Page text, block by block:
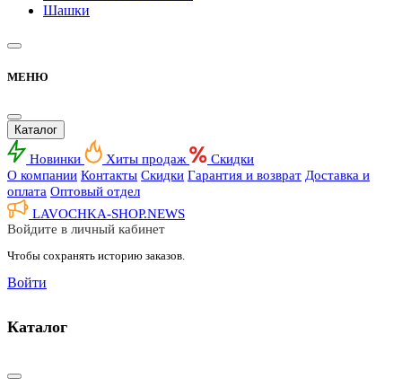
Шашки
МЕНЮ
Каталог
Новинки Хиты продаж
Скидки
О компании Контакты Скидки Гарантия и возврат Доставка и
оплата Оптовый отдел
LAVOCHKA-SHOP.NEWS
Войдите в личный кабинет
Чтобы сохранять историю заказов.
Войти
Каталог